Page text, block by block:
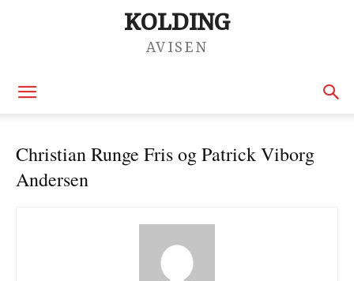
KOLDING
AVISEN
Christian Runge Fris og Patrick Viborg
Andersen